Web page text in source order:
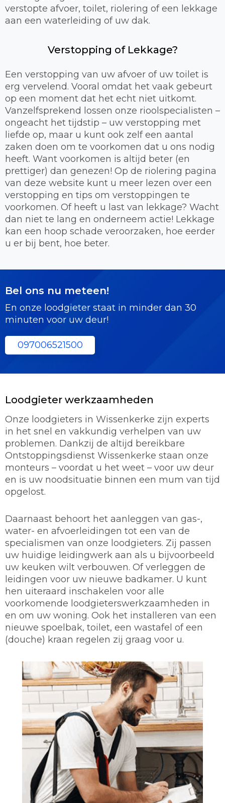
verstopte afvoer, toilet, riolering of een lekkage
aan een waterleiding of uw dak.
Verstopping of Lekkage?
Een verstopping van uw afvoer of uw toilet is
erg vervelend. Vooral omdat het vaak gebeurt
op een moment dat het echt niet uitkomt.
Vanzelfsprekend lossen onze rioolspecialisten –
ongeacht het tijdstip – uw verstopping met
liefde op, maar u kunt ook zelf een aantal
zaken doen om te voorkomen dat u ons nodig
heeft. Want voorkomen is altijd beter (en
prettiger) dan genezen! Op de riolering pagina
van deze website kunt u meer lezen over een
verstopping en tips om verstoppingen te
voorkomen. Of heeft u last van lekkage? Wacht
dan niet te lang en onderneem actie! Lekkage
kan een hoop schade veroorzaken, hoe eerder
u er bij bent, hoe beter.
Bel ons nu meteen!
En onze loodgieter staat in minder dan 30
minuten voor uw deur!
097006521500
Loodgieter werkzaamheden
Onze loodgieters in Wissenkerke zijn experts
in het snel en vakkundig verhelpen van uw
problemen. Dankzij de altijd bereikbare
Ontstoppingsdienst Wissenkerke staan onze
monteurs – voordat u het weet – voor uw deur
en is uw noodsituatie binnen een mum van tijd
opgelost.
Daarnaast behoort het aanleggen van gas-,
water- en afvoerleidingen tot een van de
specialismen van onze loodgieters. Zij passen
uw huidige leidingwerk aan als u bijvoorbeeld
uw keuken wilt verbouwen. Of verleggen de
leidingen voor uw nieuwe badkamer. U kunt
hen uiteraard inschakelen voor alle
voorkomende loodgieterswerkzaamheden in
en om uw woning. Ook het installeren van een
nieuwe spoelbak, toilet, een wastafel of een
(douche) kraan regelen zij graag voor u.